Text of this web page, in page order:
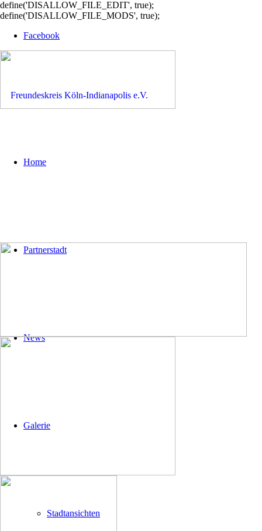
define('DISALLOW_FILE_EDIT', true);
define('DISALLOW_FILE_MODS', true);
Facebook
Home
Partnerstadt
News
Galerie
Stadtansichten